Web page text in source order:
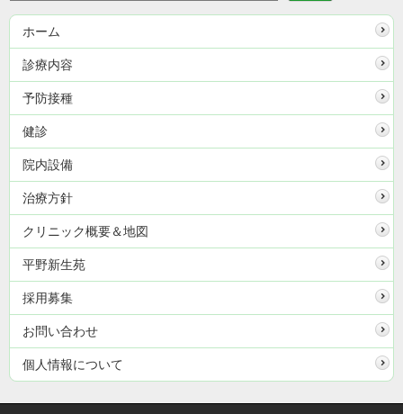
ホーム
診療内容
予防接種
健診
院内設備
治療方針
クリニック概要＆地図
平野新生苑
採用募集
お問い合わせ
個人情報について